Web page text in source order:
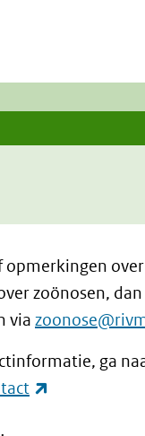
opmerkingen
zoönosen,
via
ga